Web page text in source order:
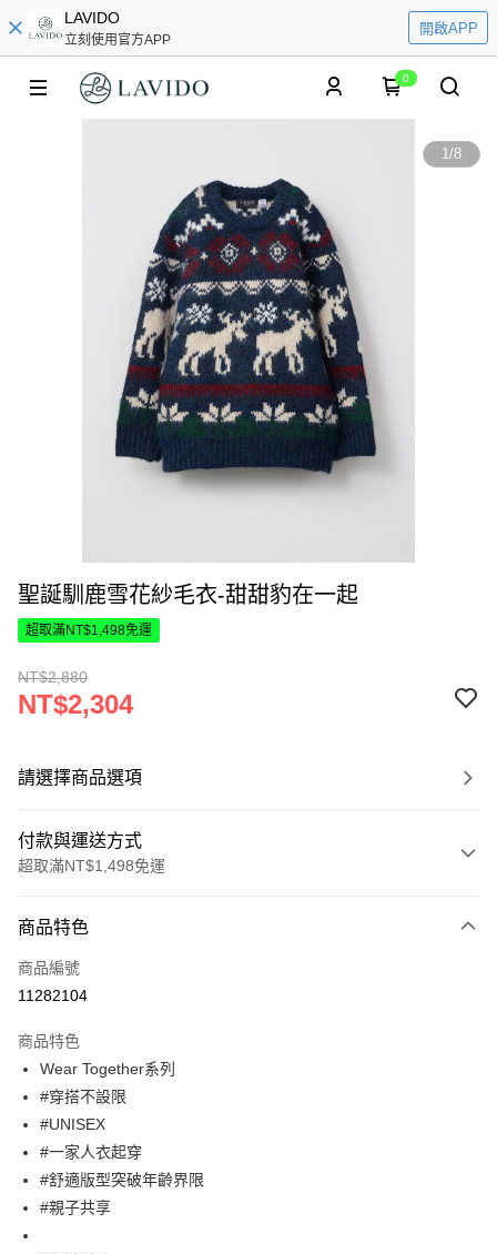
LAVIDO
立刻使用官方APP
開啟APP
0
1/8
聖誕馴鹿雪花紗毛衣-甜甜豹在一起
超取滿NT$1,498免運
NT$2,880
NT$2,304
請選擇商品選項
付款與運送方式
超取滿NT$1,498免運
信用卡一次付款
超商取貨付款
街口支付
悠遊付
大哥付你分期
相關說明
【大哥付你分期使用說明】
1.本服務由台灣大哥大提供，台灣大哥大用戶可立即使用無須另外申請。
2.付款方式選擇「大哥付你分期」，訂單成立後會自動跳轉到大哥付的交易
ATM付款
商品特色
商品編號
11282104
商品特色
Wear Together系列
#穿搭不設限
#UNISEX
#一家人衣起穿
#舒適版型突破年齡界限
#親子共享